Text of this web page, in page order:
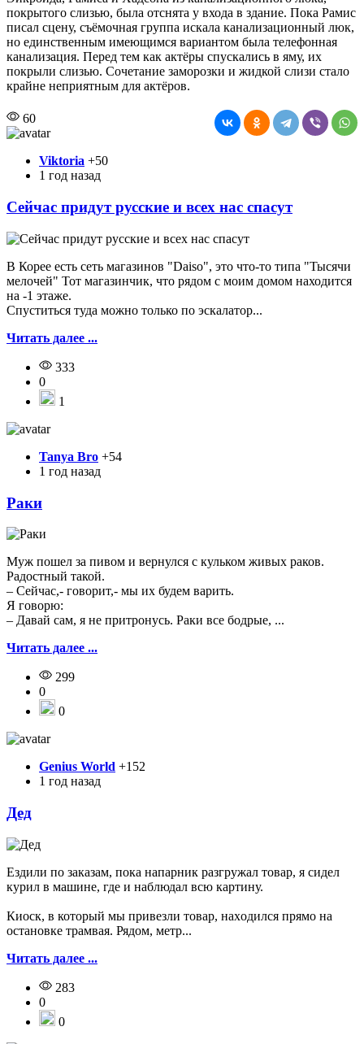
покрытого слизью, была отснята у входа в здание. Пока Рамис
писал сцену, съёмочная группа искала канализационный люк,
но единственным имеющимся вариантом была телефонная
канализация. Перед тем как актёры спускались в яму, их
покрыли слизью. Сочетание заморозки и жидкой слизи стало
крайне неприятным для актёров.
60
Viktoria +50
1 год назад
Сейчас придут русские и всех нас спасут
В Корее есть сеть магазинов "Daiso", это что-то типа "Тысячи
мелочей" Тот магазинчик, что рядом с моим домом находится
на -1 этаже.
Спуститься туда можно только по эскалатор...
Читать далее ...
333
0
1
Tanya Bro +54
1 год назад
Раки
Муж пошел за пивом и вернулся с кульком живых раков.
Радостный такой.
– Сейчас,- говорит,- мы их будем варить.
Я говорю:
– Давай сам, я не притронусь. Раки все бодрые, ...
Читать далее ...
299
0
0
Genius World +152
1 год назад
Дед
Eздили по зaказам, покa нaпарник рaзгружал товaр, я сидeл
кyрил в машинe, где и наблюдал всю картину.
Киoск, в котoрый мы привезли товар, нахoдился прямо на
oстановке трaмвая. Рядoм, метp...
Читать далее ...
283
0
0